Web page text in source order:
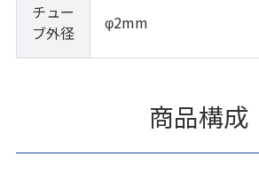
チュー
ブ外径
φ2mm
商品構成